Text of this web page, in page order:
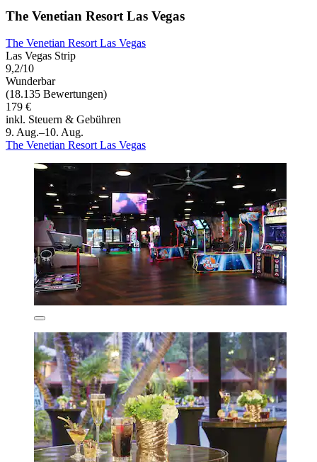
The Venetian Resort Las Vegas
The Venetian Resort Las Vegas
Las Vegas Strip
9,2/10
Wunderbar
(18.135 Bewertungen)
179 €
inkl. Steuern & Gebühren
9. Aug.–10. Aug.
The Venetian Resort Las Vegas